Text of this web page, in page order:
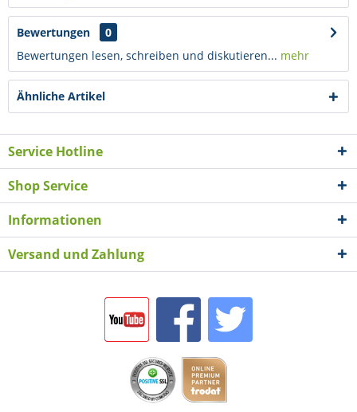
Bewertungen
0
Bewertungen lesen, schreiben und diskutieren... mehr
Ähnliche Artikel
Service Hotline
Shop Service
Informationen
Versand und Zahlung